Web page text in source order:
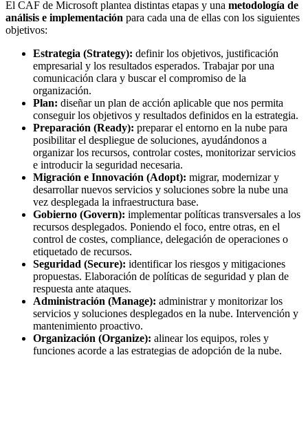
El CAF de Microsoft plantea distintas etapas y una metodología de
análisis e implementación para cada una de ellas con los siguientes
objetivos:
Estrategia (Strategy): definir los objetivos, justificación
empresarial y los resultados esperados. Trabajar por una
comunicación clara y buscar el compromiso de la
organización.
Plan: diseñar un plan de acción aplicable que nos permita
conseguir los objetivos y resultados definidos en la estrategia.
Preparación (Ready): preparar el entorno en la nube para
posibilitar el despliegue de soluciones, ayudándonos a
organizar los recursos, controlar costes, monitorizar servicios
e introducir la seguridad necesaria.
Migración e Innovación (Adopt): migrar, modernizar y
desarrollar nuevos servicios y soluciones sobre la nube una
vez desplegada la infraestructura base.
Gobierno (Govern): implementar políticas transversales a los
recursos desplegados. Poniendo el foco, entre otras, en el
control de costes, compliance, delegación de operaciones o
etiquetado de recursos.
Seguridad (Secure): identificar los riesgos y mitigaciones
propuestas. Elaboración de políticas de seguridad y plan de
respuesta ante ataques.
Administración (Manage): administrar y monitorizar los
servicios y soluciones desplegados en la nube. Intervención y
mantenimiento proactivo.
Organización (Organize): alinear los equipos, roles y
funciones acorde a las estrategias de adopción de la nube.